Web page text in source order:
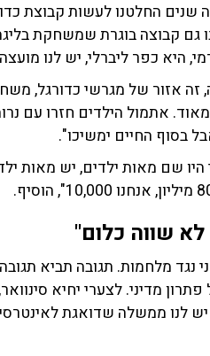
החלטנו לעשות קבוצת
גם קבוצה בוגרת שמשחקת
היא כפר ליברלי, יש לנו
אזור של מגרשי כדורגל,
אתמול הילדים חזרו עם
בסוף החיים ימשיכו".
היו שם מאות ילדים, יש
שווה כלום"
נגד מלחמות. תגובה תביא
מדיני. לצערי יחיא
לנו ממשלה שדואגת